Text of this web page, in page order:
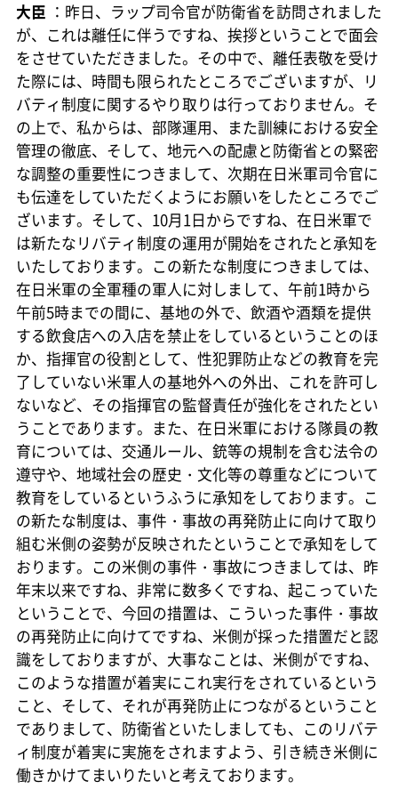
大臣 ：昨日、ラップ司令官が防衛省を訪問されました
が、これは離任に伴うですね、挨拶ということで面会
をさせていただきました。その中で、離任表敬を受け
た際には、時間も限られたところでございますが、リ
バティ制度に関するやり取りは行っておりません。そ
の上で、私からは、部隊運用、また訓練における安全
管理の徹底、そして、地元への配慮と防衛省との緊密
な調整の重要性につきまして、次期在日米軍司令官に
も伝達をしていただくようにお願いをしたところでご
ざいます。そして、10月1日からですね、在日米軍で
は新たなリバティ制度の運用が開始をされたと承知を
いたしております。この新たな制度につきましては、
在日米軍の全軍種の軍人に対しまして、午前1時から
午前5時までの間に、基地の外で、飲酒や酒類を提供
する飲食店への入店を禁止をしているということのほ
か、指揮官の役割として、性犯罪防止などの教育を完
了していない米軍人の基地外への外出、これを許可し
ないなど、その指揮官の監督責任が強化をされたとい
うことであります。また、在日米軍における隊員の教
育については、交通ルール、銃等の規制を含む法令の
遵守や、地域社会の歴史・文化等の尊重などについて
教育をしているというふうに承知をしております。こ
の新たな制度は、事件・事故の再発防止に向けて取り
組む米側の姿勢が反映されたということで承知をして
おります。この米側の事件・事故につきましては、昨
年末以来ですね、非常に数多くですね、起こっていた
ということで、今回の措置は、こういった事件・事故
の再発防止に向けてですね、米側が採った措置だと認
識をしておりますが、大事なことは、米側がですね、
このような措置が着実にこれ実行をされているという
こと、そして、それが再発防止につながるということ
でありまして、防衛省といたしましても、このリバテ
ィ制度が着実に実施をされますよう、引き続き米側に
働きかけてまいりたいと考えております。